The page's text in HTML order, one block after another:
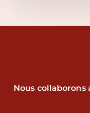
Nous collaborons